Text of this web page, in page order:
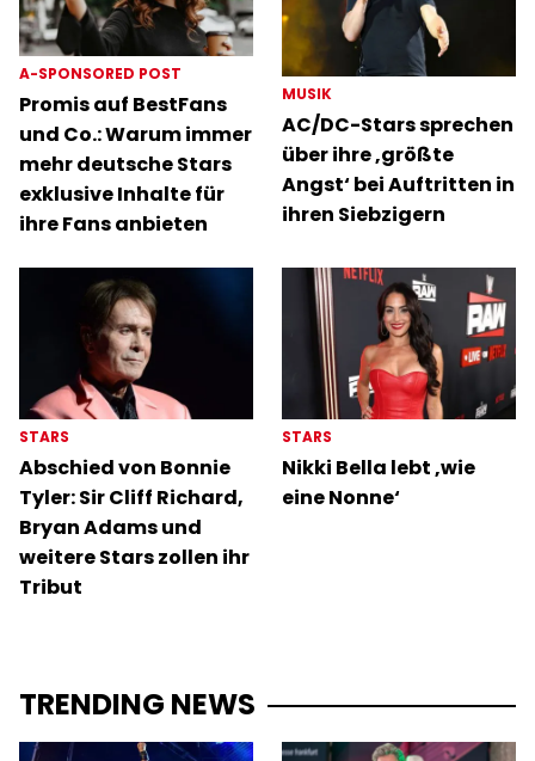
A-SPONSORED POST
Promis auf BestFans
und Co.: Warum immer
mehr deutsche Stars
exklusive Inhalte für
ihre Fans anbieten
MUSIK
AC/DC-Stars sprechen
über ihre ‚größte
Angst‘ bei Auftritten in
ihren Siebzigern
STARS
Abschied von Bonnie
Tyler: Sir Cliff Richard,
Bryan Adams und
weitere Stars zollen ihr
Tribut
STARS
Nikki Bella lebt ‚wie
eine Nonne‘
TRENDING NEWS